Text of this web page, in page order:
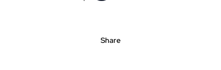
Share